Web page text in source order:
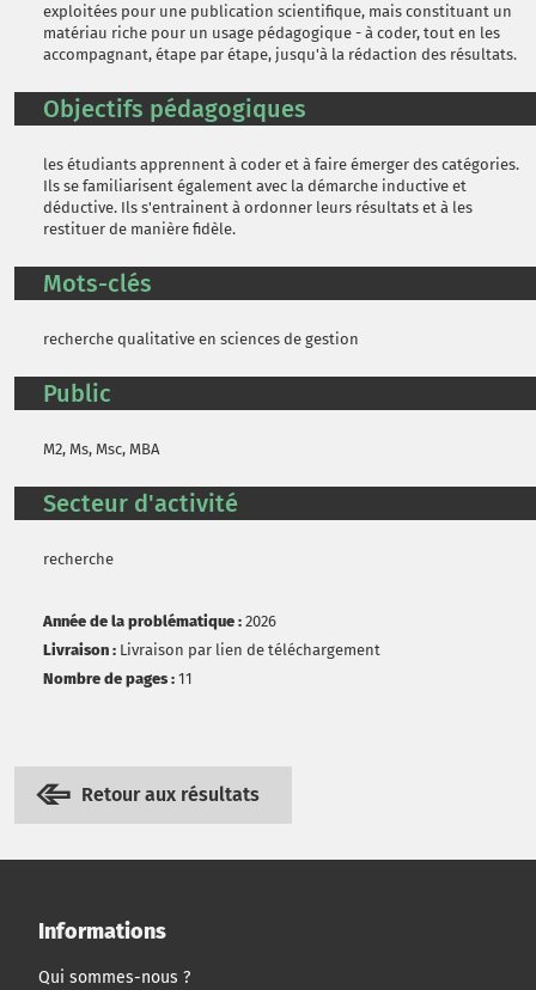
exploitées pour une publication scientifique, mais constituant un
matériau riche pour un usage pédagogique - à coder, tout en les
accompagnant, étape par étape, jusqu'à la rédaction des résultats.
Objectifs pédagogiques
les étudiants apprennent à coder et à faire émerger des catégories.
Ils se familiarisent également avec la démarche inductive et
déductive. Ils s'entrainent à ordonner leurs résultats et à les
restituer de manière fidèle.
Mots-clés
recherche qualitative en sciences de gestion
Public
M2, Ms, Msc, MBA
Secteur d'activité
recherche
Année de la problématique : 2026
Livraison : Livraison par lien de téléchargement
Nombre de pages : 11
Retour aux résultats
Informations
Qui sommes-nous ?